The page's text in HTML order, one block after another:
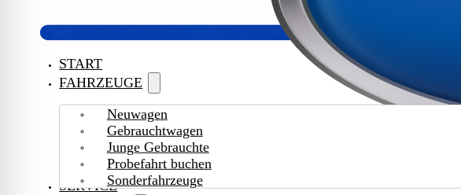
START
FAHRZEUGE
Neuwagen
Gebrauchtwagen
Junge Gebrauchte
Probefahrt buchen
Sonderfahrzeuge
SERVICE